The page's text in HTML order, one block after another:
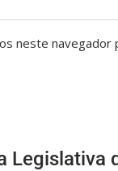
neste navegador
Legislativa